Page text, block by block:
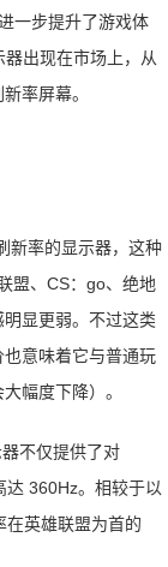
一步提升了游戏体
出现在市场上，从
率屏幕。
新率的显示器，这种
盟、CS：go、绝地
显更弱。不过这类
意味着它与普通玩
幅度下降）。
不仅提供了对
达 360Hz。相较于以
在英雄联盟为首的